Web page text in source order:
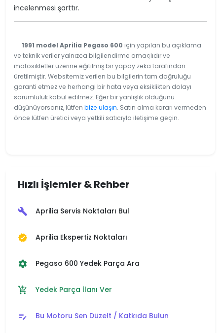
incelenmesi şarttır.
1991 model Aprilia Pegaso 600 için yapılan bu açıklama
ve teknik veriler yalnızca bilgilendirme amaçlıdır ve
motosikletler üzerine eğitilmiş bir yapay zeka tarafından
üretilmiştir. Websitemiz verilen bu bilgilerin tam doğruluğu
garanti etmez ve herhangi bir hata veya eksiklikten dolayı
sorumluluk kabul edilmez. Eğer bir yanlışlık olduğunu
düşünüyorsanız, lütfen bize ulaşın. Satın alma kararı vermeden
önce lütfen üretici veya yetkili satıcıyla iletişime geçin.
Hızlı İşlemler & Rehber
build Aprilia Servis Noktaları Bul
verified Aprilia Ekspertiz Noktaları
settings Pegaso 600 Yedek Parça Ara
add_shopping_cart Yedek Parça İlanı Ver
edit_note Bu Motoru Sen Düzelt / Katkıda Bulun